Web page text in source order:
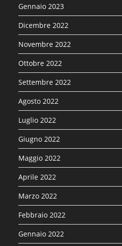
Gennaio 2023
Dicembre 2022
Novembre 2022
Ottobre 2022
Settembre 2022
Agosto 2022
Luglio 2022
Giugno 2022
Maggio 2022
Aprile 2022
Marzo 2022
Febbraio 2022
Gennaio 2022